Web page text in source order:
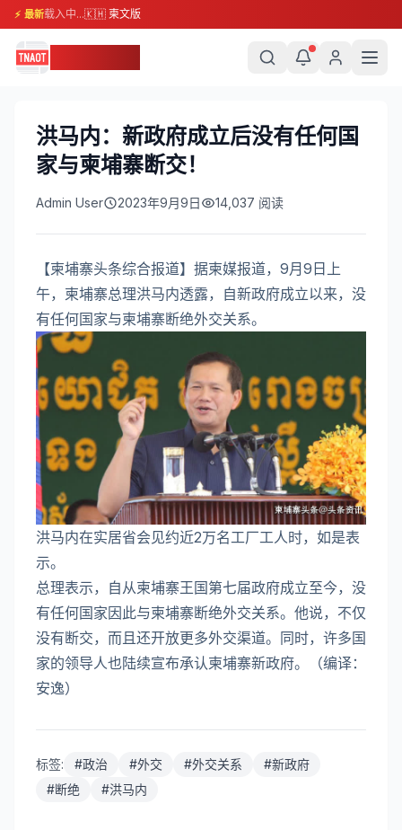
⚡ 最新载入中...🇰🇭 柬文版
洪马内：新政府成立后没有任何国
家与柬埔寨断交！
Admin User 2023年9月9日 14,037 阅读
【柬埔寨头条综合报道】据柬媒报道，9月9日上
午，柬埔寨总理洪马内透露，自新政府成立以来，没
有任何国家与柬埔寨断绝外交关系。
洪马内在实居省会见约近2万名工厂工人时，如是表
示。
总理表示，自从柬埔寨王国第七届政府成立至今，没
有任何国家因此与柬埔寨断绝外交关系。他说，不仅
没有断交，而且还开放更多外交渠道。同时，许多国
家的领导人也陆续宣布承认柬埔寨新政府。（编译：
安逸）
标签: #政治 #外交 #外交关系 #新政府
#断绝 #洪马内